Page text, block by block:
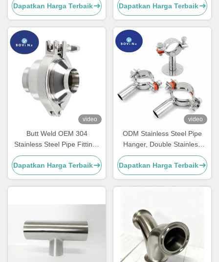
Dapatkan Harga Terbaik
Dapatkan Harga Terbaik
video
Butt Weld OEM 304
Stainless Steel Pipe Fittings
Check Valve Non Return
Dapatkan Harga Terbaik
video
ODM Stainless Steel Pipe
Hanger, Double Stainless
Steel 304 Tube Fittings
Dapatkan Harga Terbaik